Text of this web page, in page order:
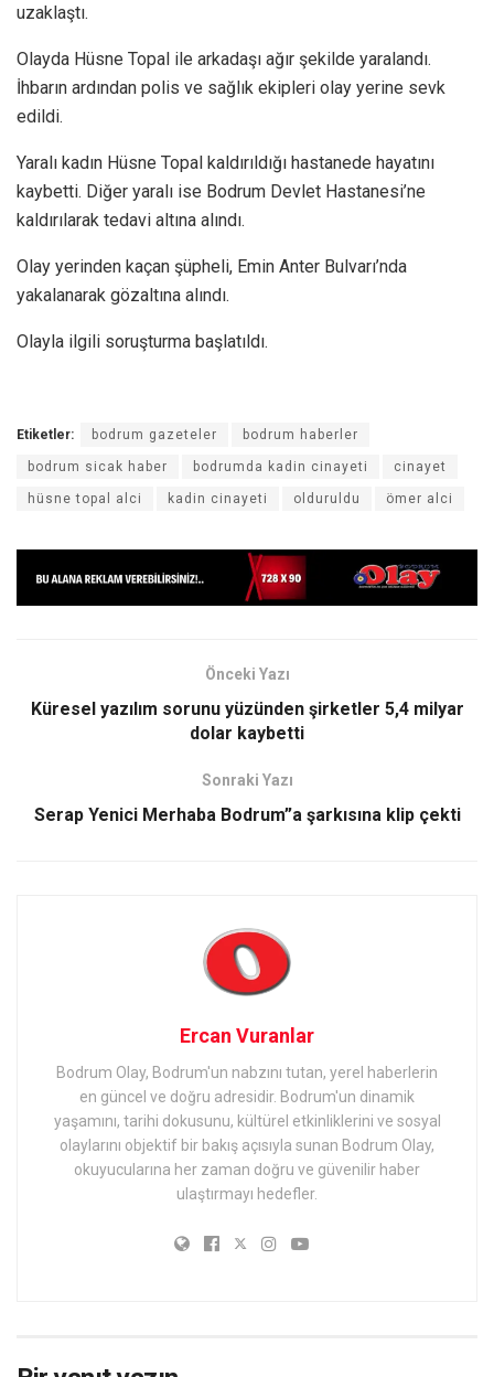
uzaklaştı.
Olayda Hüsne Topal ile arkadaşı ağır şekilde yaralandı.
İhbarın ardından polis ve sağlık ekipleri olay yerine sevk
edildi.
Yaralı kadın Hüsne Topal kaldırıldığı hastanede hayatını
kaybetti. Diğer yaralı ise Bodrum Devlet Hastanesi’ne
kaldırılarak tedavi altına alındı.
Olay yerinden kaçan şüpheli, Emin Anter Bulvarı’nda
yakalanarak gözaltına alındı.
Olayla ilgili soruşturma başlatıldı.
Etiketler: bodrum gazeteler bodrum haberler
bodrum sicak haber bodrumda kadin cinayeti cinayet
hüsne topal alci kadin cinayeti olduruldu ömer alci
Önceki Yazı
Küresel yazılım sorunu yüzünden şirketler 5,4 milyar
dolar kaybetti
Sonraki Yazı
Serap Yenici Merhaba Bodrum”a şarkısına klip çekti
Ercan Vuranlar
Bodrum Olay, Bodrum'un nabzını tutan, yerel haberlerin
en güncel ve doğru adresidir. Bodrum'un dinamik
yaşamını, tarihi dokusunu, kültürel etkinliklerini ve sosyal
olaylarını objektif bir bakış açısıyla sunan Bodrum Olay,
okuyucularına her zaman doğru ve güvenilir haber
ulaştırmayı hedefler.